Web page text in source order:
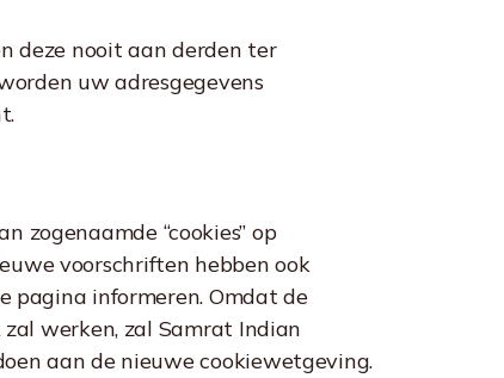
deze nooit aan derden ter
uw adresgegevens
“cookies” op
voorschriften hebben ook
pagina informeren. Omdat de
werken, zal Samrat Indian
aan de nieuwe cookiewetgeving.